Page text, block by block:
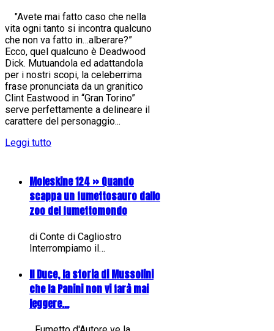
"Avete mai fatto caso che nella
vita ogni tanto si incontra qualcuno
che non va fatto in…alberare?”
Ecco, quel qualcuno è Deadwood
Dick. Mutuandola ed adattandola
per i nostri scopi, la celeberrima
frase pronunciata da un granitico
Clint Eastwood in “Gran Torino”
serve perfettamente a delineare il
carattere del personaggio...
Leggi tutto
Moleskine 124 » Quando
scappa un fumettosauro dallo
zoo del fumettomondo
di Conte di Cagliostro
Interrompiamo il…
Il Duce, la storia di Mussolini
che la Panini non vi farà mai
leggere...